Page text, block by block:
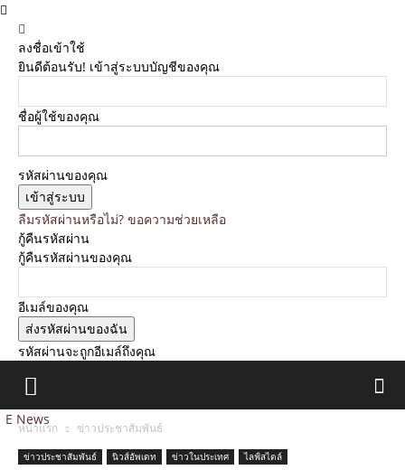
ลงชื่อเข้าใช้
ยินดีต้อนรับ! เข้าสู่ระบบบัญชีของคุณ
ชื่อผู้ใช้ของคุณ
รหัสผ่านของคุณ
ลืมรหัสผ่านหรือไม่? ขอความช่วยเหลือ
กู้คืนรหัสผ่าน
กู้คืนรหัสผ่านของคุณ
อีเมล์ของคุณ
รหัสผ่านจะถูกอีเมล์ถึงคุณ
E News
หน้าแรก ข่าวประชาสัมพันธ์
ข่าวประชาสัมพันธ์ นิวส์อัพเดท ข่าวในประเทศ ไลฟ์สไตล์